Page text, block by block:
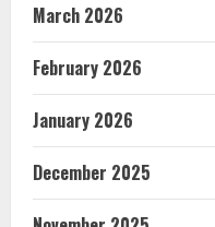
March 2026
February 2026
January 2026
December 2025